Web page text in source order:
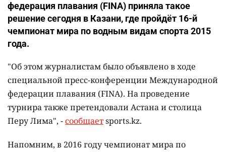
федерация плавания (FINA) приняла такое
решение сегодня в Казани, где пройдёт 16-й
чемпионат мира по водным видам спорта 2015
года.
"Об этом журналистам было объявлено в ходе
специальной пресс-конференции Международной
федерации плавания (FINA). На проведение
турнира также претендовали Астана и столица
Перу Лима", -сообщаетsports.kz.
Напомним, в 2016 году чемпионат мира по